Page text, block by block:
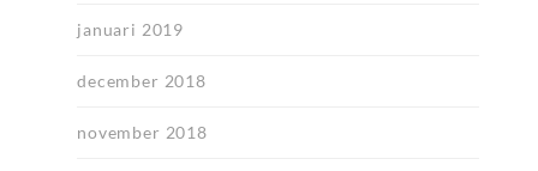
januari 2019
december 2018
november 2018